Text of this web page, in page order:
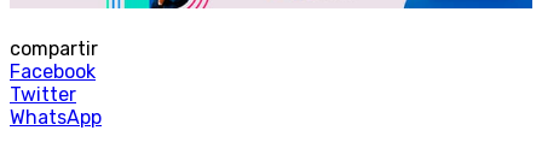
compartir
Facebook
Twitter
WhatsApp